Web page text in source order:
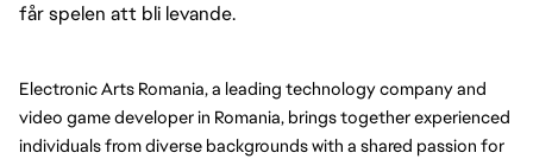
får spelen att bli levande.
Electronic Arts Romania, a leading technology company and
video game developer in Romania, brings together experienced
individuals from diverse backgrounds with a shared passion for